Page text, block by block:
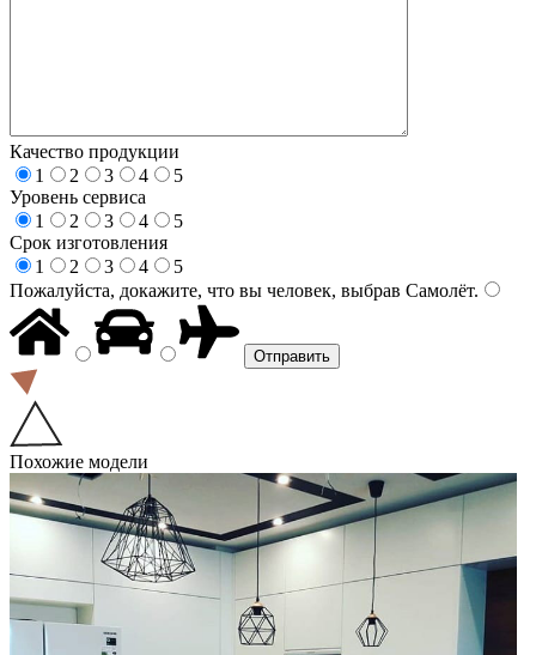
Качество продукции
1
2 3 4
5
Уровень сервиса
1
2 3 4
5
Срок изготовления
1
2 3 4
5
Пожалуйста, докажите, что вы человек, выбрав Самолёт.
Похожие модели